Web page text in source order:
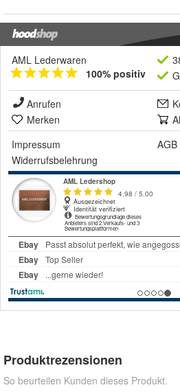
AML Lederwaren
100% positiv
Anrufen
Merken
Impressum
AGB
Widerrufsbelehrung
Produktrezensionen
So beurteilen Kunden dieses Produkt.